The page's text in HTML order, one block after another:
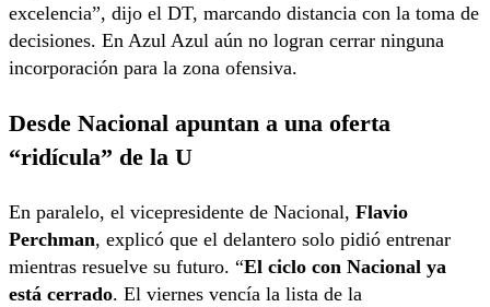
excelencia”, dijo el DT, marcando distancia con la toma de
decisiones. En Azul Azul aún no logran cerrar ninguna
incorporación para la zona ofensiva.
Desde Nacional apuntan a una oferta
“ridícula” de la U
En paralelo, el vicepresidente de Nacional, Flavio
Perchman, explicó que el delantero solo pidió entrenar
mientras resuelve su futuro. “El ciclo con Nacional ya
está cerrado. El viernes vencía la lista de la